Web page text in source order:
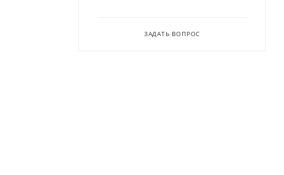
ЗАДАТЬ ВОПРОС